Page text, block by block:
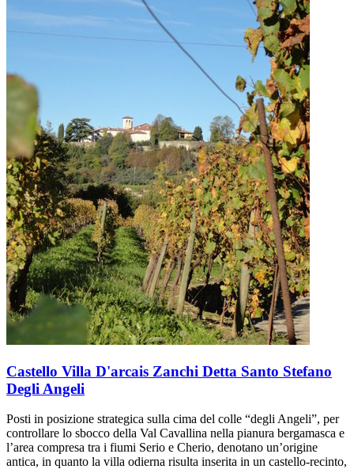
Castello Villa D'arcais Zanchi Detta Santo Stefano
Degli Angeli
Posti in posizione strategica sulla cima del colle “degli Angeli”, per
controllare lo sbocco della Val Cavallina nella pianura bergamasca e
l’area compresa tra i fiumi Serio e Cherio, denotano un’origine
antica, in quanto la villa odierna risulta inserita in un castello-recinto,